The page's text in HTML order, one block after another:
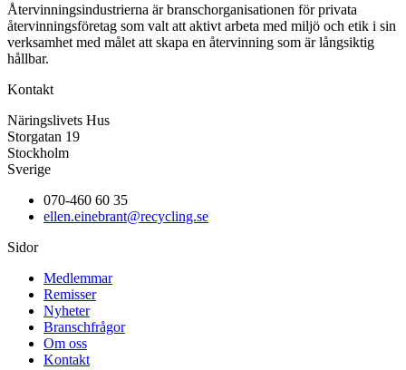
Återvinningsindustrierna är branschorganisationen för privata
återvinningsföretag som valt att aktivt arbeta med miljö och etik i sin
verksamhet med målet att skapa en återvinning som är långsiktig
hållbar.
Kontakt
Näringslivets Hus
Storgatan 19
Stockholm
Sverige
070-460 60 35
ellen.einebrant@recycling.se
Sidor
Medlemmar
Remisser
Nyheter
Branschfrågor
Om oss
Kontakt